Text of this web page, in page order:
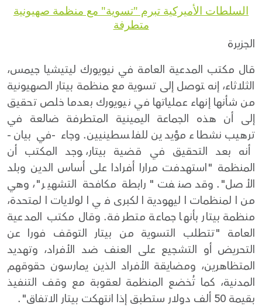
السلطات الأميركية تبرم "تسوية" مع منظمة صهيونية
متطرفة
الجزيرة
قال مكتب المدعية العامة في نيويورك ليتيشيا جيمس،
الثلاثاء، إنه ‍توصل إلى تسوية مع ‍منظمة بيتار الصهيونية
من شأنها إنهاء عملياتها في نيويورك بعدما خلص تحقيق
إلى أن هذه الجماعة اليمينية المتطرفة ضالعة في
ترهيب نشطاء مؤيدين للفلسطينيين. وجاء -في بيان-
أنه بعد التحقيق في قضية بيتار، ‍وجد المكتب أن
المنظمة "استهدفت مرارا أفرادا على أساس الدين وبلد
الأصل". وقد صنفت "رابطة مكافحة التشهير"، وهي
من المنظمات اليهودية الكبرى في الولايات المتحدة،
منظمة بيتار بأنها جماعة متطرفة. وقال مكتب المدعية
العامة "تتطلب التسوية من بيتار التوقف فورا عن
التحريض أو التشجيع على العنف ضد الأفراد، وتهديد
المتظاهرين، ومضايقة الأفراد الذين يمارسون حقوقهم
المدنية، كما تُخضع المنظمة لعقوبة مع وقف التنفيذ
بقيمة 50 ألف دولار ستطبق إذا انتهكت بيتار الاتفاق".